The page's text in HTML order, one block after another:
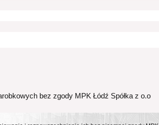
bez zgody MPK Łódź Spółka z o.o